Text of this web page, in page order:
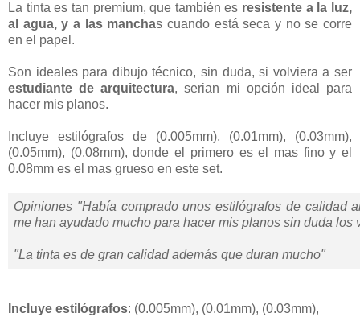
La tinta es tan premium, que también es resistente a la luz,
al agua, y a las manchas cuando está seca y no se corre
en el papel.
Son ideales para dibujo técnico, sin duda, si volviera a ser
estudiante de arquitectura, serian mi opción ideal para
hacer mis planos.
Incluye estilógrafos de (0.005mm), (0.01mm), (0.03mm),
(0.05mm), (0.08mm), donde el primero es el mas fino y el
0.08mm es el mas grueso en este set.
Opiniones "Había comprado unos estilógrafos de calidad
me han ayudado mucho para hacer mis planos sin duda los
"La tinta es de gran calidad además que duran mucho"
Incluye estilógrafos: (0.005mm), (0.01mm), (0.03mm),